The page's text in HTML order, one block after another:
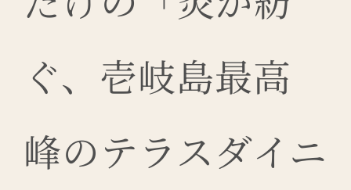
ぐ、壱岐島最高
峰のテラスダイニ